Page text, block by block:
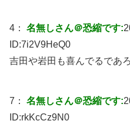
4： 名無しさん＠恐縮です:
ID:7i2V9HeQ0
吉田や岩田も喜んでるであ
7： 名無しさん＠恐縮です:
ID:rkKcCz9N0